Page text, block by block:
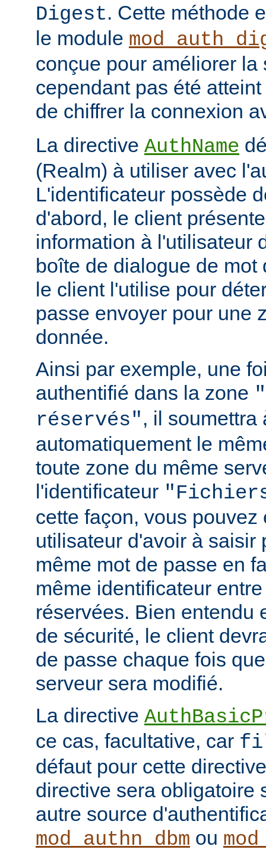
Digest. Cette méthode
le module
conçue pour améliorer la
cependant pas été
de chiffrer la connexion
La directive AuthName
(Realm) à utiliser avec
L'identificateur possède
d'abord, le client
information à l'utilisateur
boîte de dialogue de mot
le client l'utilise pour
passe envoyer pour une
donnée.
Ainsi par exemple, une
authentifié dans la zone
réservés", il soumettra
automatiquement le
toute zone du même
l'identificateur
cette façon, vous pouvez
utilisateur d'avoir à saisir
même mot de passe en
même identificateur
réservées. Bien entendu
de sécurité, le client
de passe chaque fois
serveur sera modifié.
La directive
ce cas, facultative, car
défaut pour cette
directive sera obligatoire
autre source
mod_authn_dbm ou